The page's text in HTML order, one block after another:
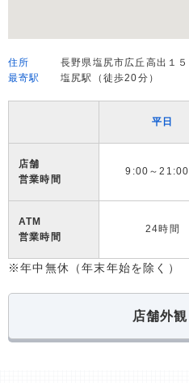
住所
長野県塩尻市広丘高出１５
最寄駅
塩尻駅（徒歩20分）
平日
店舗
営業時間
9:00～
ATM
営業時間
24時間
※年中無休（年末年始を除く）
店舗外